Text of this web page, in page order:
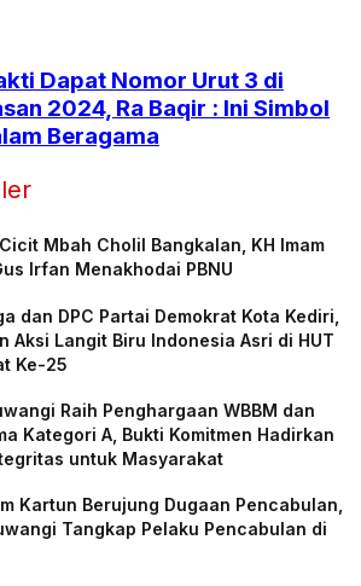
Dapat Nomor Urut 3 di
2024, Ra Baqir : Ini Simbol
Beragama
Mbah Cholil Bangkalan, KH Imam
Irfan Menakhodai PBNU
dan DPC Partai Demokrat Kota Kediri,
Aksi Langit Biru Indonesia Asri di HUT
Ke-25
Raih Penghargaan WBBM dan
Kategori A, Bukti Komitmen Hadirkan
untuk Masyarakat
Kartun Berujung Dugaan Pencabulan,
Tangkap Pelaku Pencabulan di